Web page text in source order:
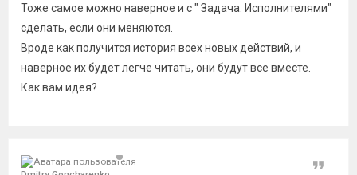
Тоже самое можно наверное и с " Задача: Исполнителями"
сделать, если они меняются.
Вроде как получится история всех новых действий, и
наверное их будет легче читать, они будут все вместе.
Как вам идея?
Цитата